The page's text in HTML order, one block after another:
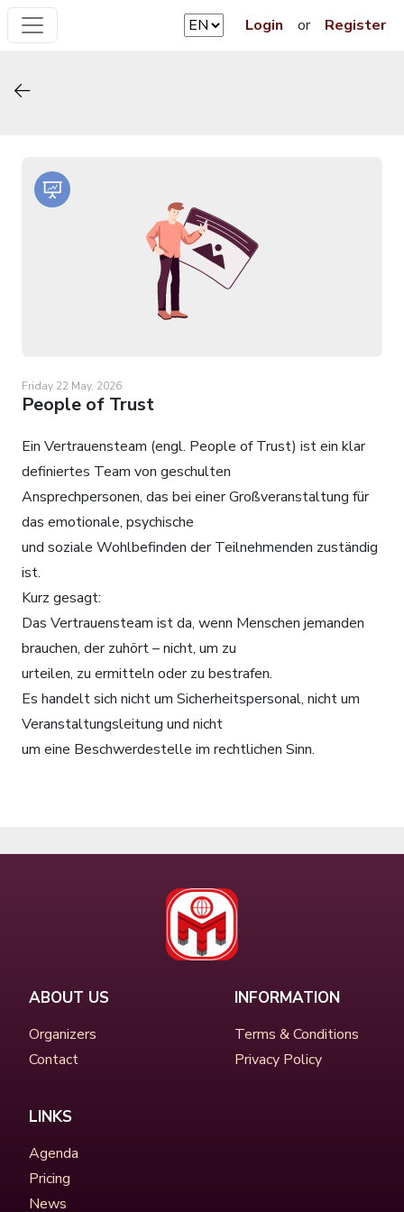
Login or Register
Friday 22 May, 2026
People of Trust
Ein Vertrauensteam (engl. People of Trust) ist ein klar
definiertes Team von geschulten
Ansprechpersonen, das bei einer Großveranstaltung für
das emotionale, psychische
und soziale Wohlbefinden der Teilnehmenden zuständig
ist.
Kurz gesagt:
Das Vertrauensteam ist da, wenn Menschen jemanden
brauchen, der zuhört – nicht, um zu
urteilen, zu ermitteln oder zu bestrafen.
Es handelt sich nicht um Sicherheitspersonal, nicht um
Veranstaltungsleitung und nicht
um eine Beschwerdestelle im rechtlichen Sinn.
ABOUT US
Organizers
Contact
INFORMATION
Terms & Conditions
Privacy Policy
LINKS
Agenda
Pricing
News